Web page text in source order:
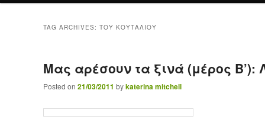
TAG ARCHIVES: ΤΟΥ ΚΟΥΤΑΛΙΟΎ
Μας αρέσουν τα ξινά (μέρος Β’):
Posted on 21/03/2011 bykaterina mitchell